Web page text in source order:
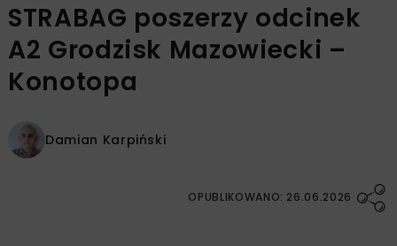
STRABAG poszerzy odcinek
A2 Grodzisk Mazowiecki –
Konotopa
Damian Karpiński
OPUBLIKOWANO: 26.06.2026